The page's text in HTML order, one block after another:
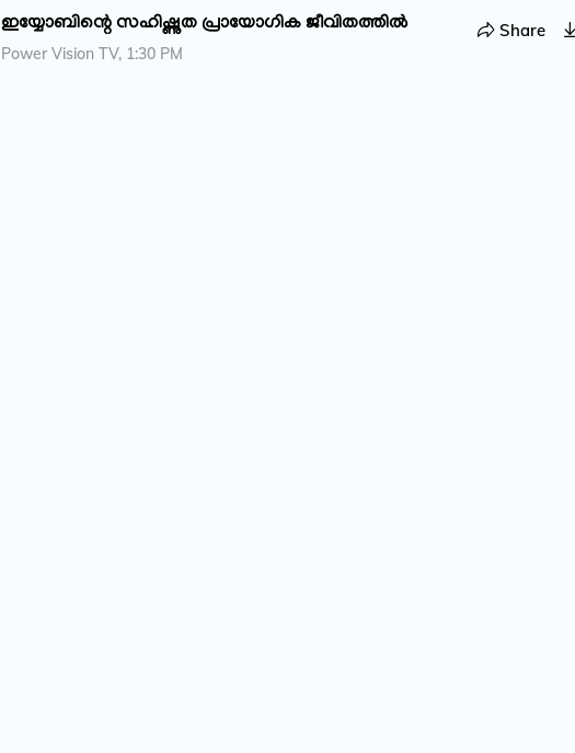
ഇയ്യോബിന്റെ സഹിഷ്ണുത പ്രായോ​ഗിക ജീവിതത്തിൽ
Power Vision TV, 1:30 PM
Share